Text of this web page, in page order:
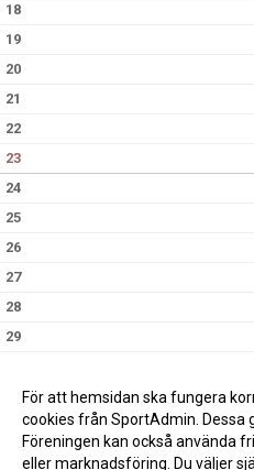
18
19
20
21
22
23
24
25
26
27
28
29
För att hemsidan ska fungera
cookies från SportAdmin. Dessa
Föreningen kan också använda
eller marknadsföring. Du väljer